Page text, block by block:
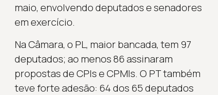
maio, envolvendo deputados e senadores
em exercício.
Na Câmara, o PL, maior bancada, tem 97
deputados; ao menos 86 assinaram
propostas de CPIs e CPMIs. O PT também
teve forte adesão: 64 dos 65 deputados